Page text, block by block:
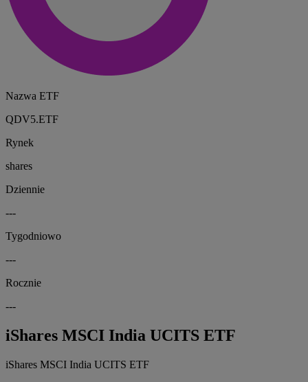
Nazwa ETF
QDV5.ETF
Rynek
shares
Dziennie
---
Tygodniowo
---
Rocznie
---
iShares MSCI India UCITS ETF
iShares MSCI India UCITS ETF